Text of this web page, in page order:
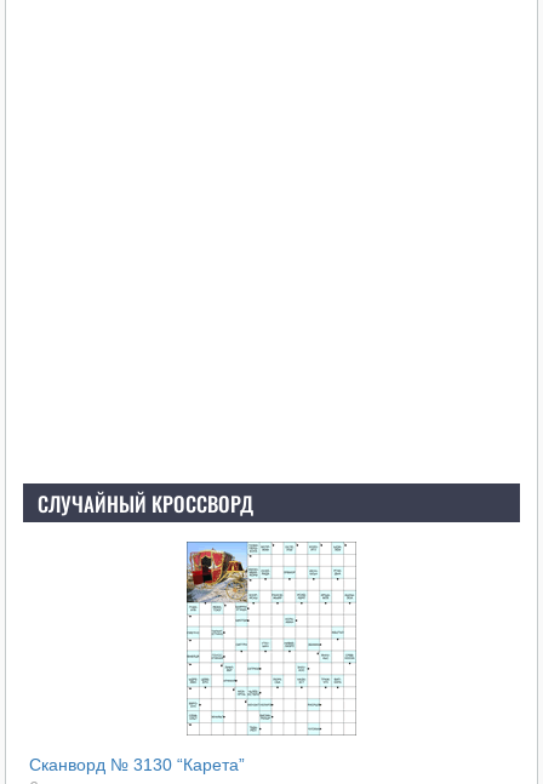
СЛУЧАЙНЫЙ КРОССВОРД
Сканворд № 3130 “Карета”